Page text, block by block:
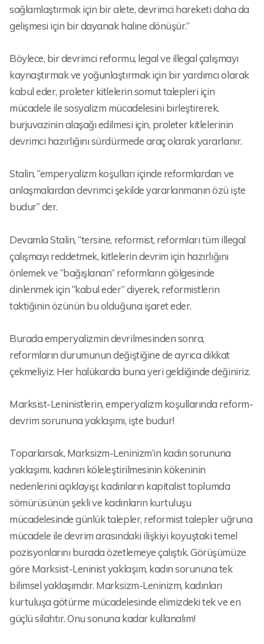
sağlamlaştırmak için bir alete, devrimci hareketi daha da
gelişmesi için bir dayanak haline dönüşür.”
Böylece, bir devrimci reformu, legal ve illegal çalışmayı
kaynaştırmak ve yoğunlaştırmak için bir yardımcı olarak
kabul eder, proleter kitlelerin somut talepleri için
mücadele ile sosyalizm mücadelesini birleştirerek.
burjuvazinin alaşağı edilmesi için, proleter kitlelerinin
devrimci hazırlığını sürdürmede araç olarak yararlanır.
Stalin, “emperyalizm koşulları içinde reformlardan ve
anlaşmalardan devrimci şekilde yararlanmanın özü işte
budur” der.
Devamla Stalin, “tersine, reformist, reformları tüm illegal
çalışmayı reddetmek, kitlelerin devrim için hazırlığını
önlemek ve “bağışlanan” reformların gölgesinde
dinlenmek için “kabul eder” diyerek, reformistlerin
taktiğinin özünün bu olduğuna işaret eder.
Burada emperyalizmin devrilmesinden sonra,
reformların durumunun değiştiğine de ayrıca dikkat
çekmeliyiz. Her halükarda buna yeri geldiğinde değiniriz.
Marksist-Leninistlerin, emperyalizm koşullarında reform-
devrim sorununa yaklaşımı, işte budur!
Toparlarsak, Marksizm-Leninizm’in kadın sorununa
yaklaşımı, kadının köleleştirilmesinin kökeninin
nedenlerini açıklayışı; kadınların kapitalist toplumda
sömürüsünün şekli ve kadınların kurtuluşu
mücadelesinde günlük talepler, reformist talepler uğruna
mücadele ile devrim arasındaki ilişkiyi koyuştaki temel
pozisyonlarını burada özetlemeye çalıştık. Görüşümüze
göre Marksist-Leninist yaklaşım, kadın sorununa tek
bilimsel yaklaşımdır. Marksizm-Leninizm, kadınları
kurtuluşa götürme mücadelesinde elimizdeki tek ve en
güçlü silahtır. Onu sonuna kadar kullanalım!